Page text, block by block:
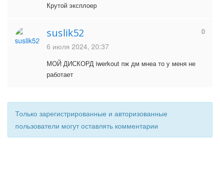
Крутой эксплоер
suslik52
6 июля 2024, 20:37
0
МОЙ ДИСКОРД iwerkout пж дм мнеа то у меня не
работает
Только зарегистрированные и авторизованные
пользователи могут оставлять комментарии